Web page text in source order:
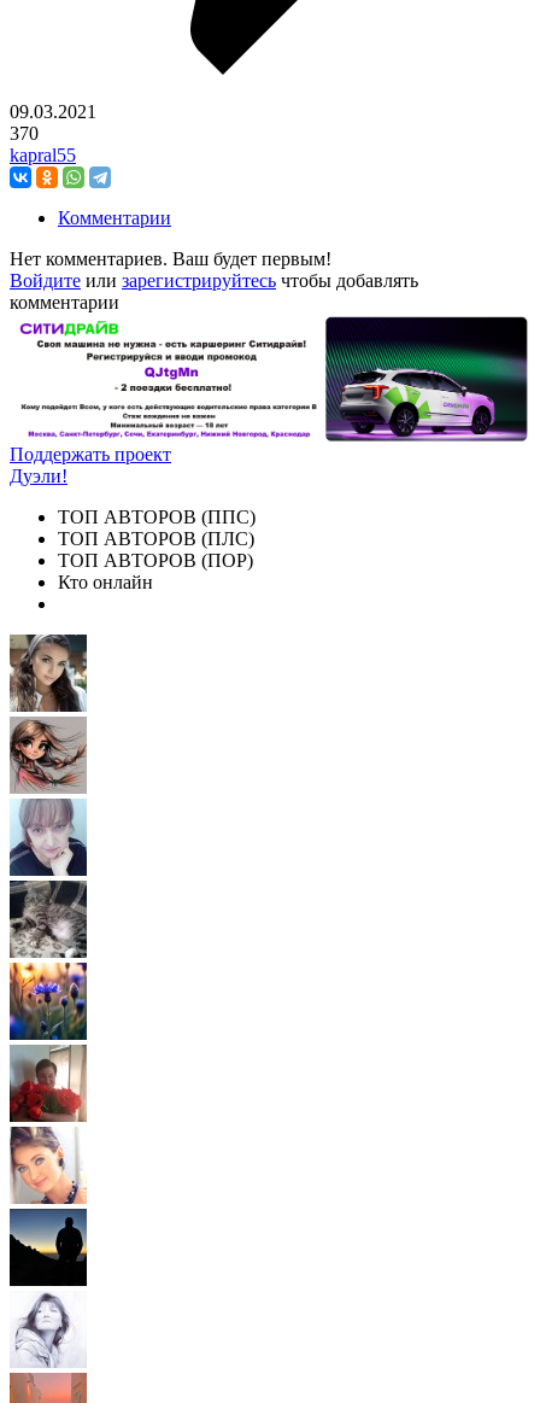
09.03.2021
370
kapral55
Комментарии
Нет комментариев. Ваш будет первым!
Войдите или зарегистрируйтесь чтобы добавлять
комментарии
Поддержать проект
Дуэли!
ТОП АВТОРОВ (ППС)
ТОП АВТОРОВ (ПЛС)
ТОП АВТОРОВ (ПОР)
Кто онлайн